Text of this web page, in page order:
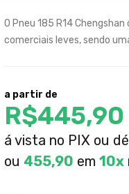
O Pneu 185 R14
comerciais leves, sendo
a partir de
R$445,90
á vista no PIX ou
ou 455,90 em 10x